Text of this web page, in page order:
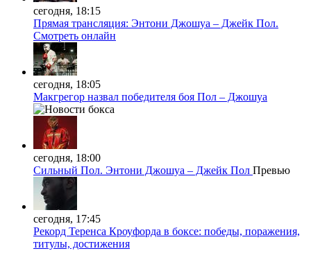
сегодня, 18:15
Прямая трансляция: Энтони Джошуа – Джейк Пол.
Смотреть онлайн
сегодня, 18:05
Макгрегор назвал победителя боя Пол – Джошуа
сегодня, 18:00
Сильный Пол. Энтони Джошуа – Джейк Пол Превью
сегодня, 17:45
Рекорд Теренса Кроуфорда в боксе: победы, поражения,
титулы, достижения